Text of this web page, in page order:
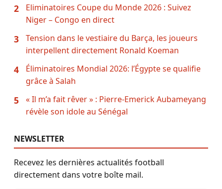
2
Eliminatoires Coupe du Monde 2026 : Suivez
Niger – Congo en direct
3
Tension dans le vestiaire du Barça, les joueurs
interpellent directement Ronald Koeman
4
Éliminatoires Mondial 2026: l’Égypte se qualifie
grâce à Salah
5
« Il m’a fait rêver » : Pierre-Emerick Aubameyang
révèle son idole au Sénégal
NEWSLETTER
Recevez les dernières actualités football
directement dans votre boîte mail.